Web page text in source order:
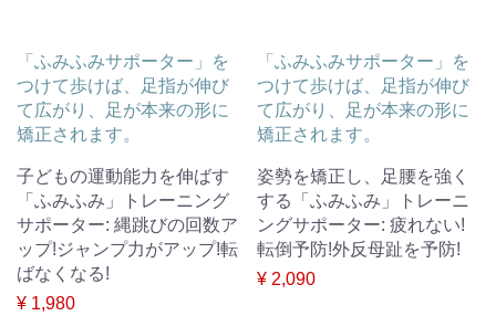
「ふみふみサポーター」を
つけて歩けば、足指が伸び
て広がり、足が本来の形に
矯正されます。
子どもの運動能力を伸ばす
「ふみふみ」トレーニング
サポーター: 縄跳びの回数ア
ップ!ジャンプ力がアップ!転
ばなくなる!
¥ 1,980
「ふみふみサポーター」を
つけて歩けば、足指が伸び
て広がり、足が本来の形に
矯正されます。
姿勢を矯正し、足腰を強く
する「ふみふみ」トレーニ
ングサポーター: 疲れない!
転倒予防!外反母趾を予防!
¥ 2,090